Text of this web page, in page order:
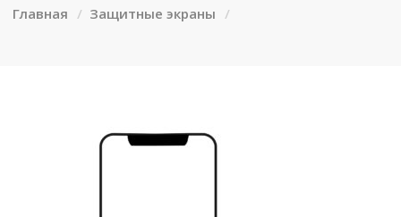
Главная Защитные экраны